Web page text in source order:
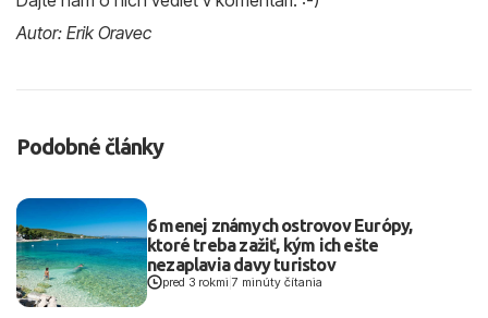
Autor: Erik Oravec
Podobné články
6 menej známych ostrovov Európy,
ktoré treba zažiť, kým ich ešte
nezaplavia davy turistov
pred 3 rokmi |7 minúty čítania